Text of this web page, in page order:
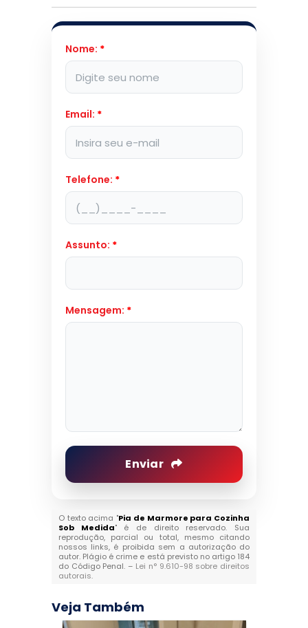
Nome: *
Email: *
Telefone: *
Assunto: *
Mensagem: *
Enviar
O texto acima "Pia de Marmore para Cozinha
Sob Medida" é de direito reservado. Sua
reprodução, parcial ou total, mesmo citando
nossos links, é proibida sem a autorização do
autor. Plágio é crime e está previsto no artigo 184
do Código Penal. – Lei n° 9.610-98 sobre direitos
autorais.
Veja Também